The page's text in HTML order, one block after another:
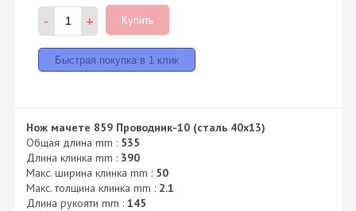
- + Купить
Нож мачете 859 Проводник-10 (сталь 40х13)
Общая длина mm : 535
Длина клинка mm : 390
Макс. ширина клинка mm : 50
Макс. толщина клинка mm : 2.1
Длина рукояти mm : 145